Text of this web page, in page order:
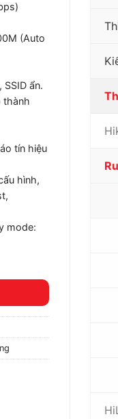
(Auto
ẩn.
thành
tín hiệu
hình,
mode: